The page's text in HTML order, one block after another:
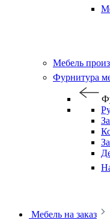
Мебель
Фурнитура
Мебель на заказ